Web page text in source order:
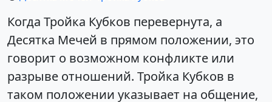
Когда Тройка Кубков перевернута, а
Десятка Мечей в прямом положении, это
говорит о возможном конфликте или
разрыве отношений. Тройка Кубков в
таком положении указывает на общение,